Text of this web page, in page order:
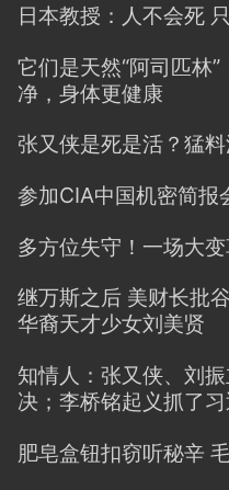
日本教授：人不会死
它们是天然“阿司匹林
净，身体更健康
张又侠是死是活？猛料
参加CIA中国机密简报
多方位失守！一场大
继万斯之后 美财长批
华裔天才少女刘美贤
知情人：张又侠、刘
决；李桥铭起义抓了
肥皂盒钮扣窃听秘辛